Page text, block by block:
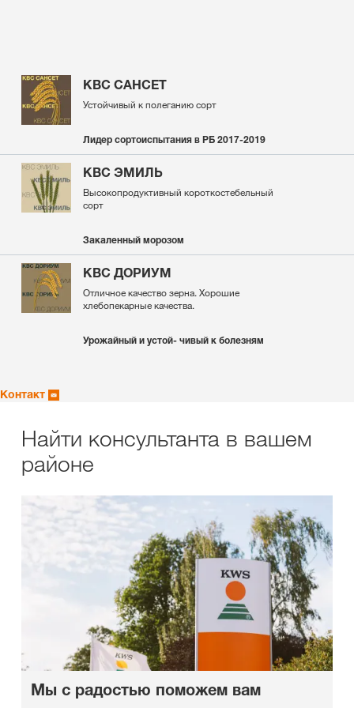
KBC САНСЕТ
Устойчивый к полеганию сорт
Лидер сортоиспытания в РБ 2017-2019
KBC ЭМИЛЬ
Высокопродуктивный короткостебельный
сорт
Закаленный морозом
KBC ДОРИУМ
Отличное качество зерна. Хорошие
хлебопекарные качества.
Урожайный и устой- чивый к болезням
Контакт
Найти консультанта в вашем
районе
Мы с радостью поможем вам